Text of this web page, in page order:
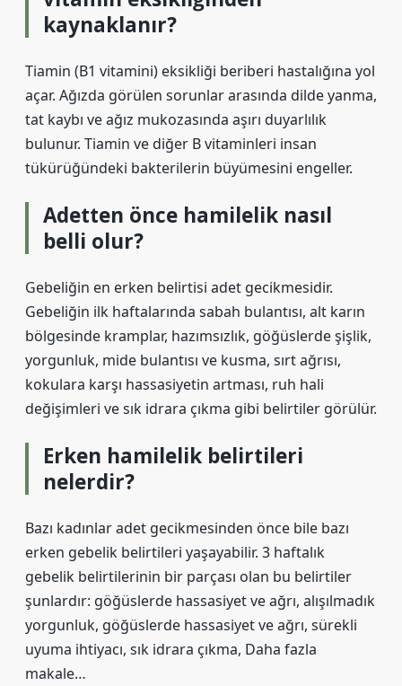
kaynaklanır?
Tiamin (B1 vitamini) eksikliği beriberi hastalığına yol
açar. Ağızda görülen sorunlar arasında dilde yanma,
tat kaybı ve ağız mukozasında aşırı duyarlılık
bulunur. Tiamin ve diğer B vitaminleri insan
tükürüğündeki bakterilerin büyümesini engeller.
Adetten önce hamilelik nasıl
belli olur?
Gebeliğin en erken belirtisi adet gecikmesidir.
Gebeliğin ilk haftalarında sabah bulantısı, alt karın
bölgesinde kramplar, hazımsızlık, göğüslerde şişlik,
yorgunluk, mide bulantısı ve kusma, sırt ağrısı,
kokulara karşı hassasiyetin artması, ruh hali
değişimleri ve sık idrara çıkma gibi belirtiler görülür.
Erken hamilelik belirtileri
nelerdir?
Bazı kadınlar adet gecikmesinden önce bile bazı
erken gebelik belirtileri yaşayabilir. 3 haftalık
gebelik belirtilerinin bir parçası olan bu belirtiler
şunlardır: göğüslerde hassasiyet ve ağrı, alışılmadık
yorgunluk, göğüslerde hassasiyet ve ağrı, sürekli
uyuma ihtiyacı, sık idrara çıkma, Daha fazla
makale…